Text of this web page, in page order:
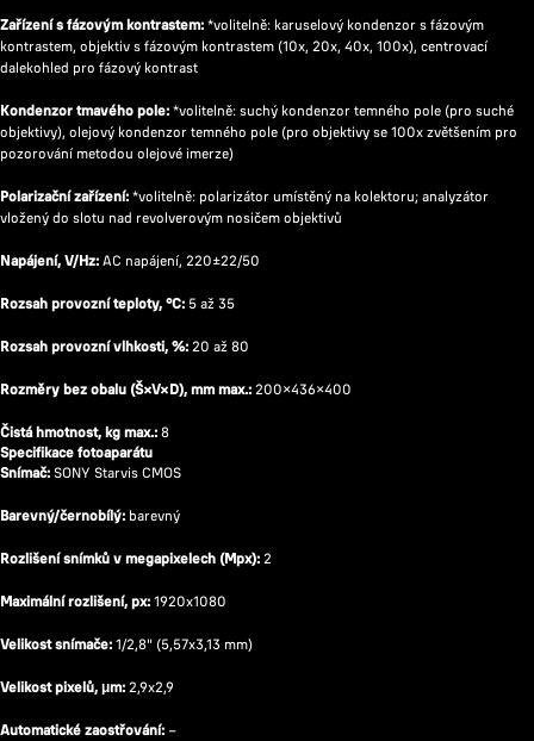
Zařízení s fázovým kontrastem: *volitelně: karuselový kondenzor s fázovým
kontrastem, objektiv s fázovým kontrastem (10x, 20x, 40x, 100x), centrovací
dalekohled pro fázový kontrast
Kondenzor tmavého pole: *volitelně: suchý kondenzor temného pole (pro suché
objektivy), olejový kondenzor temného pole (pro objektivy se 100x zvětšením pro
pozorování metodou olejové imerze)
Polarizační zařízení: *volitelně: polarizátor umístěný na kolektoru; analyzátor
vložený do slotu nad revolverovým nosičem objektivů
Napájení, V/Hz: AC napájení, 220±22/50
Rozsah provozní teploty, °C: 5 až 35
Rozsah provozní vlhkosti, %: 20 až 80
Rozměry bez obalu (Š×V×D), mm max.: 200×436×400
Čistá hmotnost, kg max.: 8
Specifikace fotoaparátu
Snímač: SONY Starvis CMOS
Barevný/černobílý: barevný
Rozlišení snímků v megapixelech (Mpx): 2
Maximální rozlišení, px: 1920х1080
Velikost snímače: 1/2,8" (5,57x3,13 mm)
Velikost pixelů, μm: 2,9x2,9
Automatické zaostřování: −